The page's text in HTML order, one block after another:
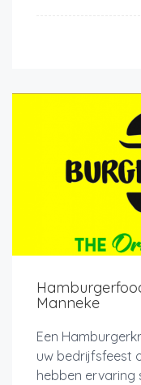
Manneke
Een
uw bedrijfsfeest
hebben ervaring